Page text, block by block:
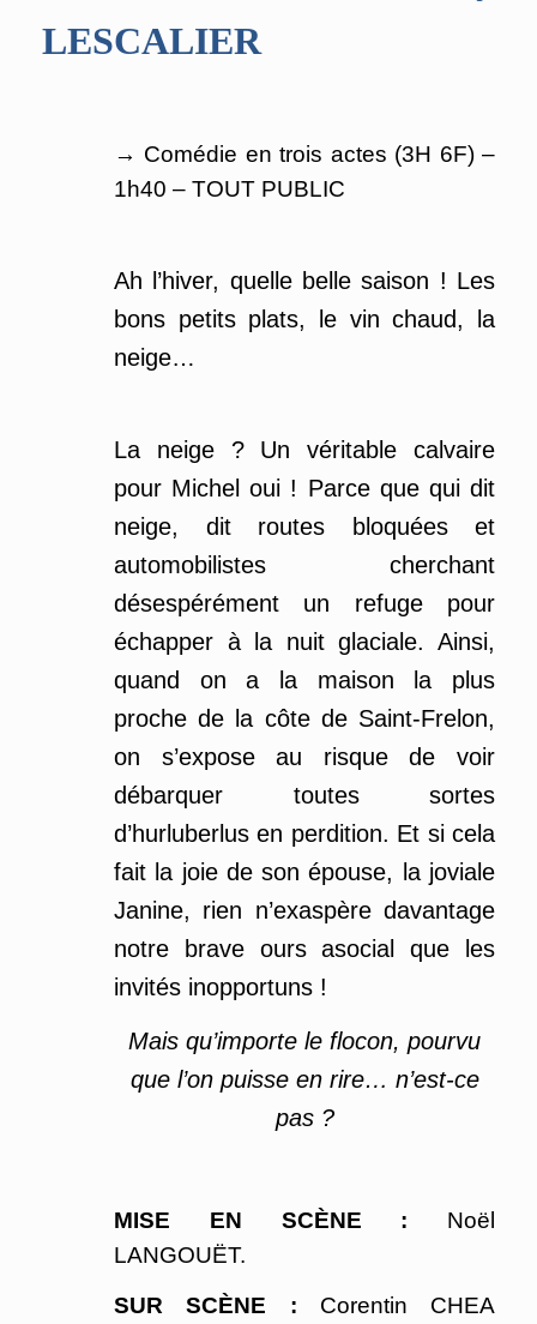
LESCALIER
→ Comédie en trois actes (3H 6F) –
1h40 – TOUT PUBLIC
Ah l’hiver, quelle belle saison ! Les
bons petits plats, le vin chaud, la
neige…
La neige ? Un véritable calvaire
pour Michel oui ! Parce que qui dit
neige, dit routes bloquées et
automobilistes cherchant
désespérément un refuge pour
échapper à la nuit glaciale. Ainsi,
quand on a la maison la plus
proche de la côte de Saint-Frelon,
on s’expose au risque de voir
débarquer toutes sortes
d’hurluberlus en perdition. Et si cela
fait la joie de son épouse, la joviale
Janine, rien n’exaspère davantage
notre brave ours asocial que les
invités inopportuns !
Mais qu’importe le flocon, pourvu
que l’on puisse en rire… n’est-ce
pas ?
MISE EN SCÈNE : Noël
LANGOUËT.
SUR SCÈNE : Corentin CHEA